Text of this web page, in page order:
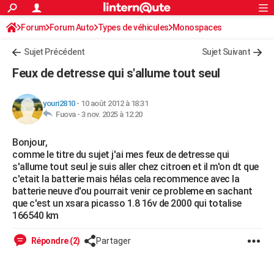
ACTUALITÉS
Politique
Société
Faits Divers
Education
Monde
Villes
+
Retraite
Impôts
Epargne
Immobilier
Risques naturels par ville
Banque
Assurance
Crédit
AUTO
HIGH-TECH
Mobiles
Meilleur smartphone
Internet
Ordinateurs
Jeux vidéo
Guide high-tech
+BRICOLAGE
Forum
Aménagement intérieur
Extérieur
Cuisine
Salle de bains
Jardinage
Rangement
WEEK-END
Guides de France
Escapades
Patrimoine
Expositions
Musées
Week-end nature
+LIFESTYLE
Art de vivre
Bien-être
Loisirs
Mode
Modes de vie
SANTE
Rechercher
S'inscrire
Connexion
Forum Forum Auto Types de véhicules Monospaces
Sujet Précédent Sujet Suivant
Feux de detresse qui s'allume tout seul
youri2810- 10 août 2012 à 18:31
Fuova - 3 nov. 2025 à 12:20
Bonjour,
comme le titre du sujet j'ai mes feux de detresse qui
s'allume tout seul je suis aller chez citroen et il m'on dt que
c'etait la batterie mais hélas cela recommence avec la
batterie neuve d'ou pourrait venir ce probleme en sachant
que c'est un xsara picasso 1.8 16v de 2000 qui totalise
166540 km
Répondre (2) Partager